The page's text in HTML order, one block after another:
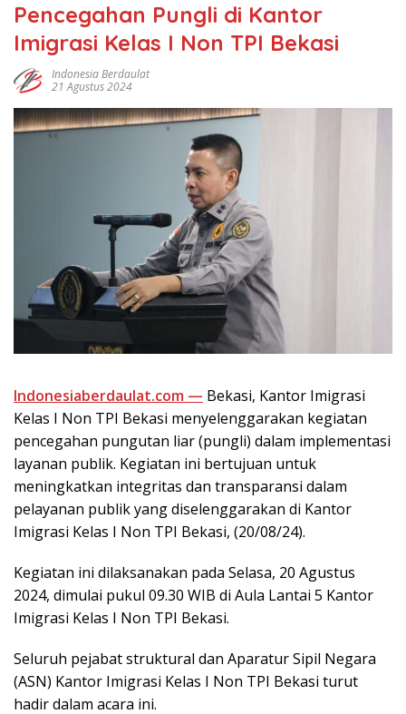
Pencegahan Pungli di Kantor
Imigrasi Kelas I Non TPI Bekasi
Indonesia Berdaulat
21 Agustus 2024
Indonesiaberdaulat.com — Bekasi, Kantor Imigrasi
Kelas I Non TPI Bekasi menyelenggarakan kegiatan
pencegahan pungutan liar (pungli) dalam implementasi
layanan publik. Kegiatan ini bertujuan untuk
meningkatkan integritas dan transparansi dalam
pelayanan publik yang diselenggarakan di Kantor
Imigrasi Kelas I Non TPI Bekasi, (20/08/24).
Kegiatan ini dilaksanakan pada Selasa, 20 Agustus
2024, dimulai pukul 09.30 WIB di Aula Lantai 5 Kantor
Imigrasi Kelas I Non TPI Bekasi.
Seluruh pejabat struktural dan Aparatur Sipil Negara
(ASN) Kantor Imigrasi Kelas I Non TPI Bekasi turut
hadir dalam acara ini.